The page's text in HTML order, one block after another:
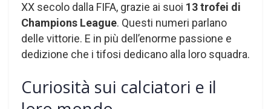
XX secolo dalla FIFA, grazie ai suoi 13 trofei di
Champions League. Questi numeri parlano
delle vittorie. E in più dell’enorme passione e
dedizione che i tifosi dedicano alla loro squadra.
Curiosità sui calciatori e il